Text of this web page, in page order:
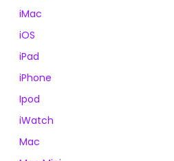
iMac
iOS
iPad
iPhone
Ipod
iWatch
Mac